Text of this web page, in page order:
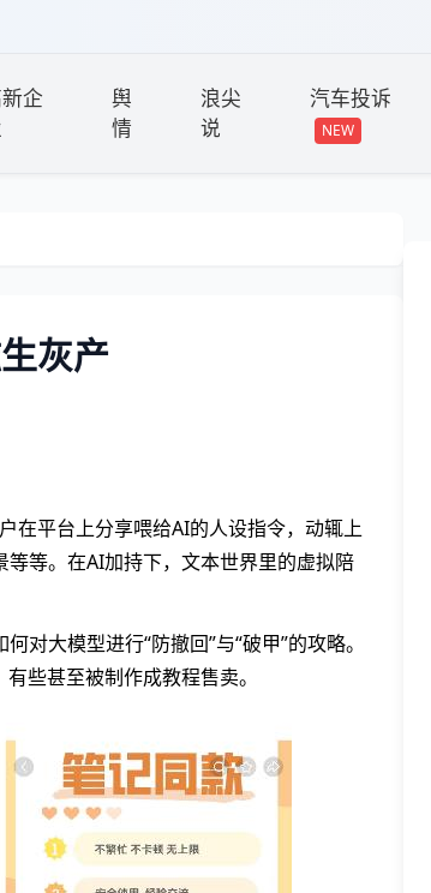
企
舆
情
浪尖
说
汽车投诉
NEW
灰产
在平台上分享喂给AI的人设指令，动辄上
等。在AI加持下，文本世界里的虚拟陪
大模型进行“防撤回”与“破甲”的攻略。
些甚至被制作成教程售卖。